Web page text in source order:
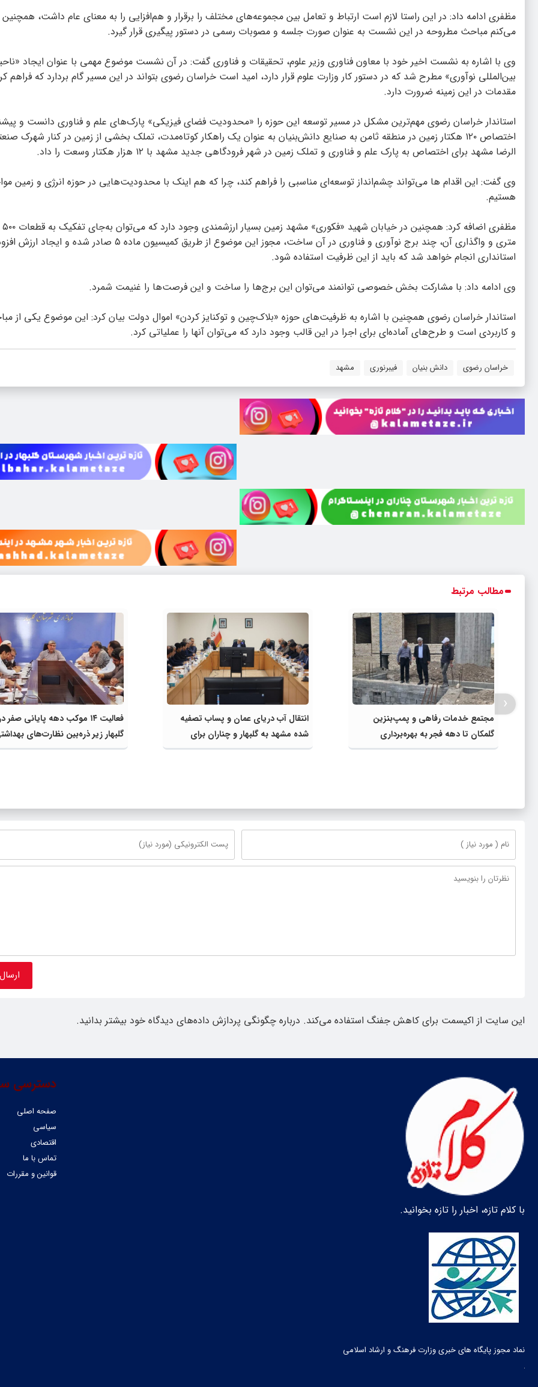
مظفری ادامه داد: در این راستا لازم است ارتباط و تعامل بین مجموعه‌های مختلف را برقرار و هم‌افزایی را به معنای عام داشت،
می‌کنم مباحث مطروحه در این نشست به‌ عنوان صورت‌ جلسه و مصوبات رسمی در دستور پیگیری قرار گیرد.
وی با اشاره به نشست اخیر خود با معاون فناوری وزیر علوم، تحقیقات و فناوری گفت: در آن نشست موضوع مهمی با عنوان ایجاد
بین‌المللی نوآوری» مطرح شد که در دستور کار وزارت علوم قرار دارد، امید است خراسان رضوی بتواند در این مسیر گام بردارد که فراهم
مقدمات در این زمینه ضرورت دارد.
استاندار خراسان رضوی مهم‌ترین مشکل در مسیر توسعه این حوزه را «محدودیت فضای فیزیکی» پارک‌های علم و فناوری دانست و
اختصاص ۱۲۰ هکتار زمین در منطقه ثامن به صنایع دانش‌بنیان به‌ عنوان یک راهکار کوتاه‌مدت، تملک بخشی از زمین در کنار شهرک
الرضا مشهد برای اختصاص به پارک علم و فناوری و تملک زمین در شهر فرودگاهی جدید مشهد با ۱۲ هزار هکتار وسعت را داد.
وی گفت: این اقدام ها می‌تواند چشم‌انداز توسعه‌ای مناسبی را فراهم کند، چرا که هم اینک با محدودیت‌هایی در حوزه انرژی و زمین
هستیم.
متری و واگذاری آن، چند برج نوآوری و فناوری در آن ساخت، مجوز این موضوع از طریق کمیسیون ماده ۵
استانداری انجام خواهد شد که باید از این ظرفیت استفاده شود.
وی ادامه داد: با مشارکت بخش خصوصی توانمند می‌توان این برج‌ها را ساخت و این فرصت‌ها را غنیمت شمرد.
استاندار خراسان رضوی همچنین با اشاره به ظرفیت‌های حوزه «بلاک‌چین و توکنایز کردن» اموال دولت بیان کرد: این موضوع یکی از
و کاربردی است و طرح‌های آماده‌ای برای اجرا در این قالب وجود دارد که می‌توان آنها را عملیاتی کرد.
خراسان رضوی دانش بنیان فیبرنوری مشهد
مطالب مرتبط
مجتمع خدمات رفاهی و پمپ‌بنزین
گلمکان تا دهه فجر به بهره‌برداری
می‌رسد
انتقال آب دریای عمان و پساب تصفیه
شده مشهد به گلبهار و چناران برای
مصارف صنعتی و کشاورزی | لزوم تسریع
فعالیت ۱۴ موکب دهه پایانی صفر
گلبهار زیر ذره‌بین نظارت‌های
انتظامی
‹
این سایت از اکیسمت برای کاهش جفنگ استفاده می‌کند. درباره چگونگی پردازش داده‌های دیدگاه خود بیشتر بدانید.
با کلام تازه، اخبار را تازه بخوانید.
نماد مجوز پایگاه های خبری وزارت فرهنگ و ارشاد اسلامی
دسترسی
صفحه اصلی
سیاسی
اقتصادی
تماس با ما
قوانین و مقررات